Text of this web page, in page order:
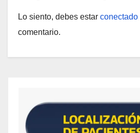
Lo siento, debes estar conectado
comentario.